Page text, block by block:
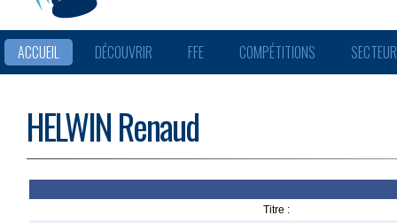
ACCUEIL DÉCOUVRIR FFE COMPÉTITIONS
HELWIN Renaud
Titre :